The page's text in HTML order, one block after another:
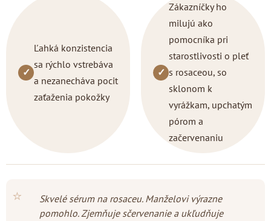
✓
Ľahká konzistencia
sa rýchlo vstrebáva
a nezanecháva pocit
zaťaženia pokožky
✓
Zákazníčky ho
milujú ako
pomocníka pri
starostlivosti o pleť
s rosaceou, so
sklonom k
vyrážkam, upchatým
pórom a
začervenaniu
⭐
Skvelé sérum na rosaceu. Manželovi výrazne
pomohlo. Zjemňuje sčervenanie a ukľudňuje